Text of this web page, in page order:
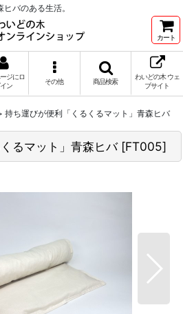
ヒバのある生活。
カート
ジにロ
ン
その他 商品検索
わいどの木 ウェ
ブサイト
持ち運びが便利「くるくるマット」青森ヒバ
るマット」青森ヒバ [FT005]